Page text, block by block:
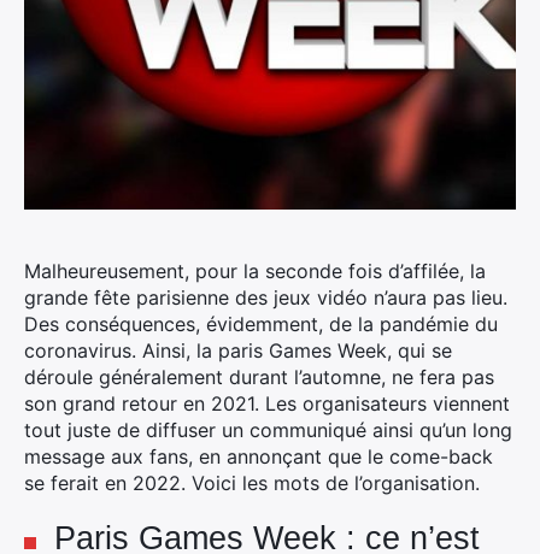
Malheureusement, pour la seconde fois d’affilée, la
grande fête parisienne des jeux vidéo n’aura pas lieu.
Des conséquences, évidemment, de la pandémie du
coronavirus. Ainsi, la paris Games Week, qui se
déroule généralement durant l’automne, ne fera pas
son grand retour en 2021. Les organisateurs viennent
tout juste de diffuser un communiqué ainsi qu’un long
message aux fans, en annonçant que le come-back
se ferait en 2022. Voici les mots de l’organisation.
Paris Games Week : ce n’est